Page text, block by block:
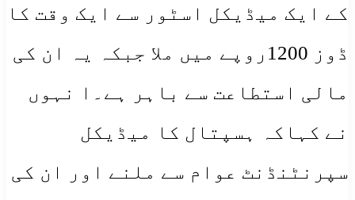
کے ایک میڈیکل اسٹور سے ایک وقت کا
ڈوز 1200روپے میں ملا جبکہ یہ ان کی
مالی استطاعت سے باہر ہے۔ا نہوں
نے کہاکہ ہسپتال کا میڈیکل
سپرنٹنڈنٹ عوام سے ملنے اور ان کی